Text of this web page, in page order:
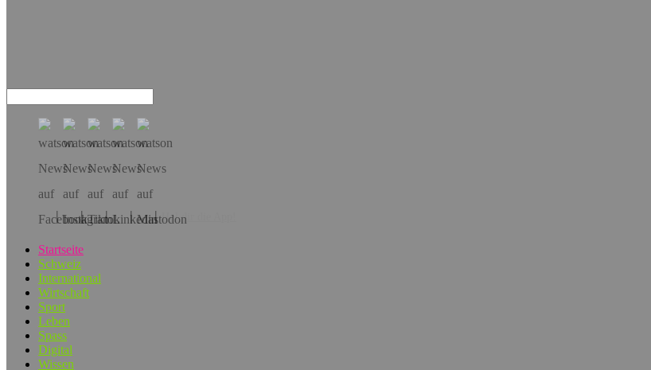
Hol dir die App!
Startseite
Schweiz
International
Wirtschaft
Sport
Leben
Spass
Digital
Wissen